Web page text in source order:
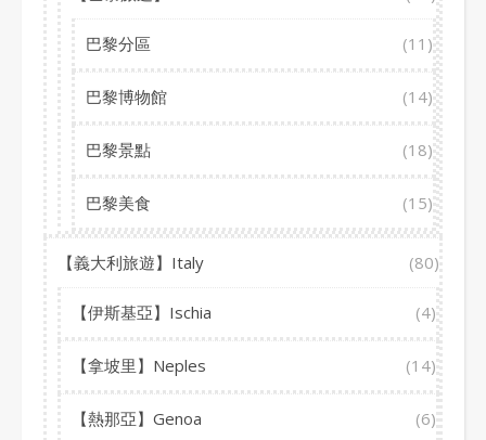
巴黎分區 (11)
巴黎博物館 (14)
巴黎景點 (18)
巴黎美食 (15)
【義大利旅遊】Italy (80)
【伊斯基亞】Ischia (4)
【拿坡里】Neples (14)
【熱那亞】Genoa (6)